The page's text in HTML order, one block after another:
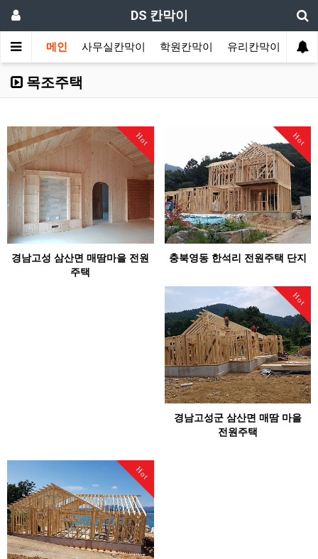
DS 칸막이
메인 사무실칸막이 학원칸막이 유리칸막이 랩
목조주택
Hot
경남고성 삼산면 매땀마을 전원
주택
Hot
충북영동 한석리 전원주택 단지
Hot
경남고성군 삼산면 매땀 마을
전원주택
Hot